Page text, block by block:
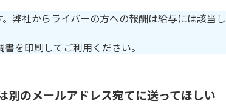
弊社からライバーの方への報酬は給与には該当
を印刷してご利用ください。
別のメールアドレス宛てに送ってほしい